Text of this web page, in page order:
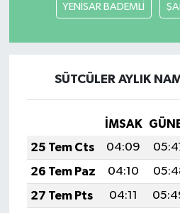
YENİSAR BADEMLİ
SÜTCÜLER AYLIK
İMSAK
25 Tem Cts
04:09
26 Tem Paz
04:10
27 Tem Pts
04:11